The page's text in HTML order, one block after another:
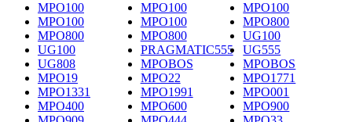
MPO100 MPO100
MPO100
MPO100
MPO100
MPO800
MPO800
MPO800
UG100
UG100
PRAGMATIC555
UG555
UG808
MPOBOS
MPOBOS
MPO19
MPO22
MPO1771
MPO1331
MPO1991
MPO001
MPO400
MPO600
MPO900